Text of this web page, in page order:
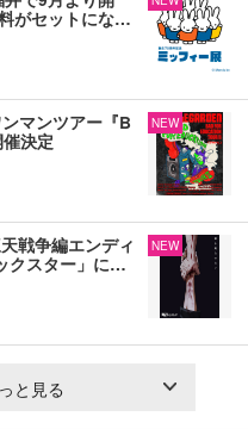
がセットにな…
マンツアー『B
決定
NEW
戦争編エンディ
クスター」に…
NEW
と見る